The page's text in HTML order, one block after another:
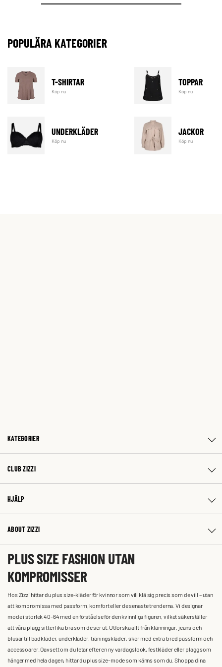
POPULÄRA KATEGORIER
T-SHIRTAR
Köp nu
TOPPAR
Köp nu
UNDERKLÄDER
Köp nu
JACKOR
Köp nu
KATEGORIER
CLUB ZIZZI
HJÄLP
ABOUT ZIZZI
PLUS SIZE FASHION UTAN
KOMPROMISSER
Hos Zizzi hittar du plus size-kläder för kvinnor som vill klä sig precis som de vill – utan
att kompromissa med passform, komfort eller de senaste trenderna. Vi designar
mode i storlek 40-64 med en förståelse för den kvinnliga figuren, vilket säkerställer
att våra plagg sitter lika bra som de ser ut. Utforska allt från klänningar, jeans och
blusar till badkläder, underkläder, träningskläder, skor med extra bred passform och
accessoarer. Oavsett om du letar efter en ny vardagslook, festkläder eller plagg som
hänger med hela dagen, hittar du plus size-mode som känns som du. Shoppa dina